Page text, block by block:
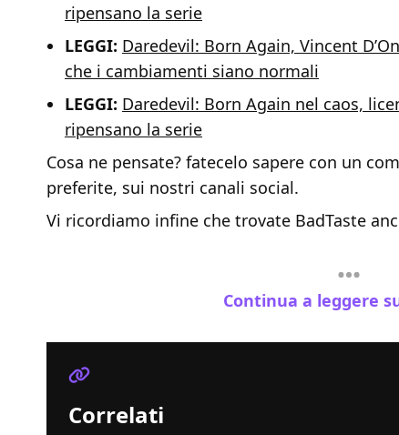
ripensano la serie
LEGGI: Daredevil: Born Again, Vincent
che i cambiamenti siano normali
LEGGI: Daredevil: Born Again nel caos,
ripensano la serie
Cosa ne pensate? fatecelo sapere con un
preferite, sui nostri canali social.
Vi ricordiamo infine che trovate BadTaste
Continua a leggere
Correlati